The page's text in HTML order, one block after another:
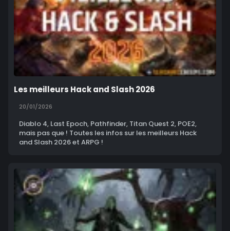
Les meilleurs Hack and Slash 2026
20/01/2026
Diablo 4, Last Epoch, Pathfinder, Titan Quest 2, POE2,
mais pas que ! Toutes les infos sur les meilleurs Hack
and Slash 2026 et ARPG !